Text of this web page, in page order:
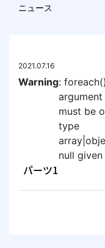
会社案内
採用情報
コマツ宮崎
ニュース
2021.07.16
Warning: foreach()
argument
must be
type
null given
パーツ1